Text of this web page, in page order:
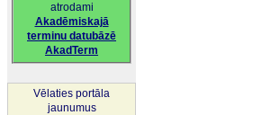
atrodami
Akadēmiskajā
terminu datubāzē
AkadTerm
Vēlaties portāla
jaunumus